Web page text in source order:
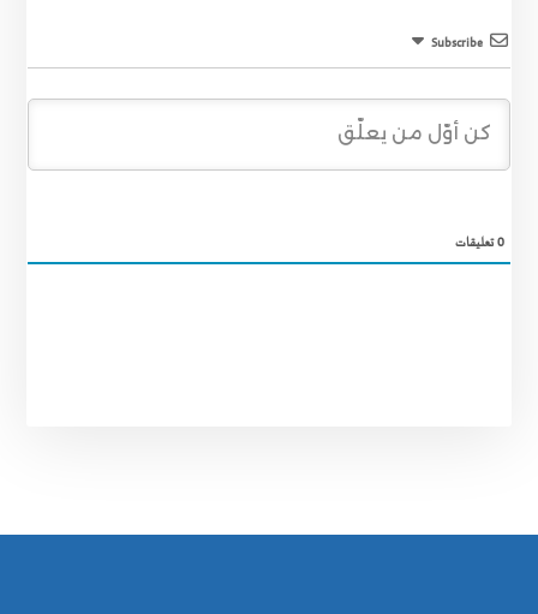
Subscribe
0تعليقات